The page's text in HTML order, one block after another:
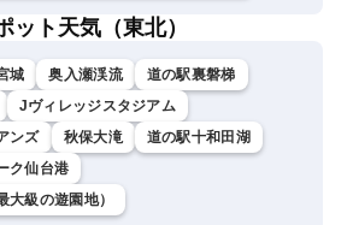
ット天気（東北）
城 奥入瀬渓流
道の駅裏磐梯
Jヴィレッジスタジアム
ンズ
秋保大滝
道の駅十和田湖
ク仙台港
大級の遊園地）